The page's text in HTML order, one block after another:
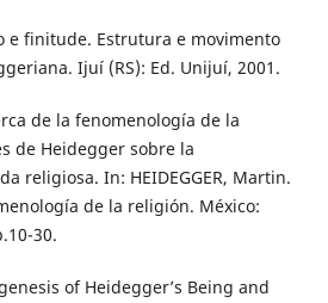
e finitude. Estrutura e movimento
Ijuí (RS): Ed. Unijuí, 2001.
de la fenomenología de la
de Heidegger sobre la
religiosa. In: HEIDEGGER, Martin.
de la religión. México:
30.
of Heidegger’s Being and